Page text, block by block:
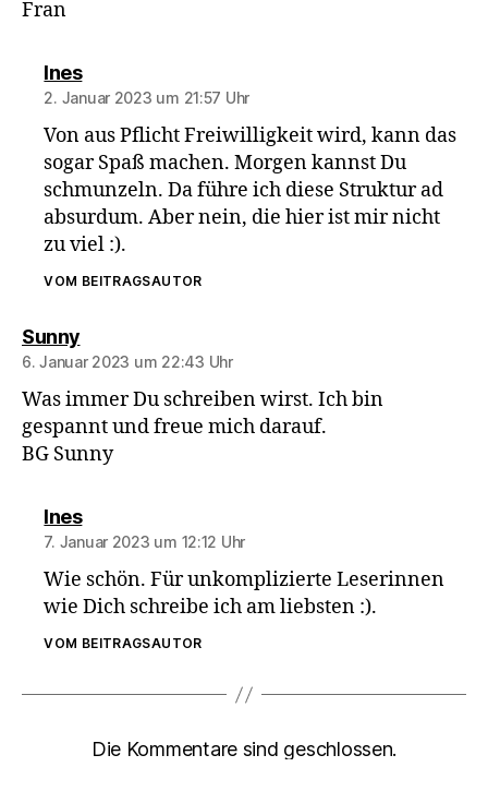
Fran
Inessagt:
2. Januar 2023 um 21:57 Uhr
Von aus Pflicht Freiwilligkeit wird, kann das
sogar Spaß machen. Morgen kannst Du
schmunzeln. Da führe ich diese Struktur ad
absurdum. Aber nein, die hier ist mir nicht
zu viel :).
VOM BEITRAGSAUTOR
Sunnysagt:
6. Januar 2023 um 22:43 Uhr
Was immer Du schreiben wirst. Ich bin
gespannt und freue mich darauf.
BG Sunny
Inessagt:
7. Januar 2023 um 12:12 Uhr
Wie schön. Für unkomplizierte Leserinnen
wie Dich schreibe ich am liebsten :).
VOM BEITRAGSAUTOR
Die Kommentare sind geschlossen.